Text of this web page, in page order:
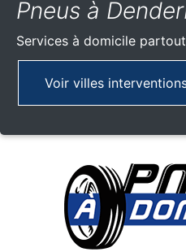
Pneus à
Services à domicile partout
Voir villes